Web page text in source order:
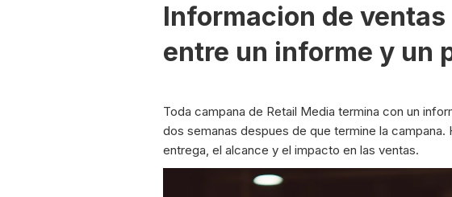
Informacion de
entre un informe y un
Toda campana de Retail Media termina con un
dos semanas despues de que termine la
entrega, el alcance y el impacto en las ventas.